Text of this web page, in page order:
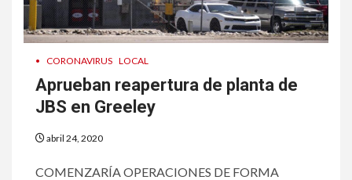
• CORONAVIRUS LOCAL
Aprueban reapertura de planta de
JBS en Greeley
abril 24, 2020
COMENZARÍA OPERACIONES DE FORMA